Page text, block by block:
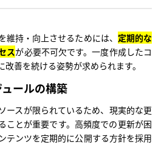
持・向上させるためには、 定期的な
スが必要不可欠です。一度作成したコ
善を続ける姿勢が求められます。
ールの構築
ースが限られているため、現実的な更
ことが重要です。高頻度での更新が困
テンツを定期的に公開する方針を採用